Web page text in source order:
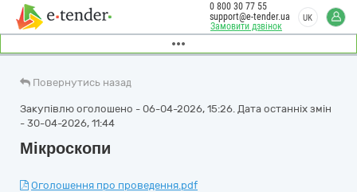
Замовити дзвінок
0 800 30 77 55
support@e-tender.ua
UK
Повернутись назад
Закупівлю оголошено - 06-04-2026, 15:26. Дата останніх змін
- 30-04-2026, 11:44
Мікроскопи
Оголошення про проведення.pdf